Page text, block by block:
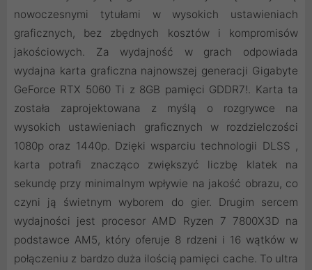
nowoczesnymi tytułami w wysokich ustawieniach
graficznych, bez zbędnych kosztów i kompromisów
jakościowych. Za wydajność w grach odpowiada
wydajna karta graficzna najnowszej generacji Gigabyte
GeForce RTX 5060 Ti z 8GB pamięci GDDR7!. Karta ta
została zaprojektowana z myślą o rozgrywce na
wysokich ustawieniach graficznych w rozdzielczości
1080p oraz 1440p. Dzięki wsparciu technologii DLSS ,
karta potrafi znacząco zwiększyć liczbę klatek na
sekundę przy minimalnym wpływie na jakość obrazu, co
czyni ją świetnym wyborem do gier. Drugim sercem
wydajności jest procesor AMD Ryzen 7 7800X3D na
podstawce AM5, który oferuje 8 rdzeni i 16 wątków w
połączeniu z bardzo duża ilością pamięci cache. To ultra